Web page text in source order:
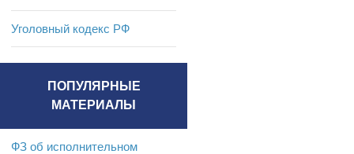
Уголовный кодекс РФ
ПОПУЛЯРНЫЕ
МАТЕРИАЛЫ
ФЗ об исполнительном